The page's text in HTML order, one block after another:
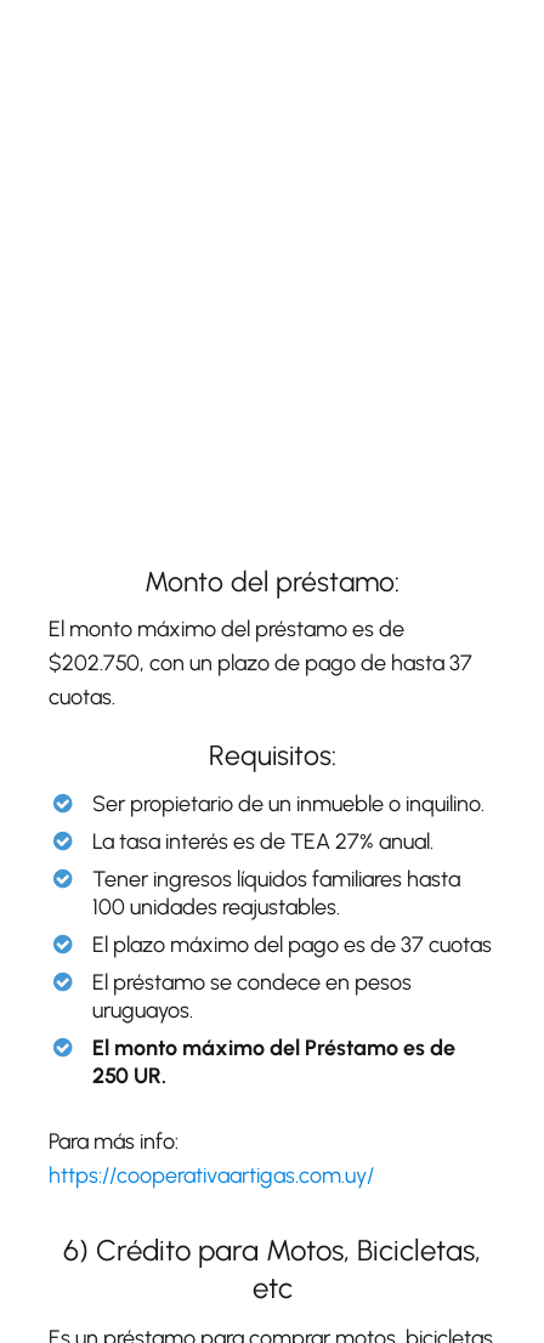
Monto del préstamo:
El monto máximo del préstamo es de
$202.750, con un plazo de pago de hasta 37
cuotas.
Requisitos:
Ser propietario de un inmueble o inquilino.
La tasa interés es de TEA 27% anual.
Tener ingresos líquidos familiares hasta
100 unidades reajustables.
El plazo máximo del pago es de 37 cuotas
El préstamo se condece en pesos
uruguayos.
El monto máximo del Préstamo es de
250 UR.
Para más info:
https://cooperativaartigas.com.uy/
6) Crédito para Motos, Bicicletas,
etc